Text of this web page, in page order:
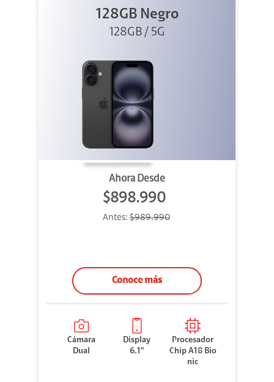
128GB Negro
128GB / 5G
Ahora Desde
$898.990
Antes:$989.990
Conoce más
Cámara
Dual
Display
6.1"
Procesador
Chip A18 Bio
nic